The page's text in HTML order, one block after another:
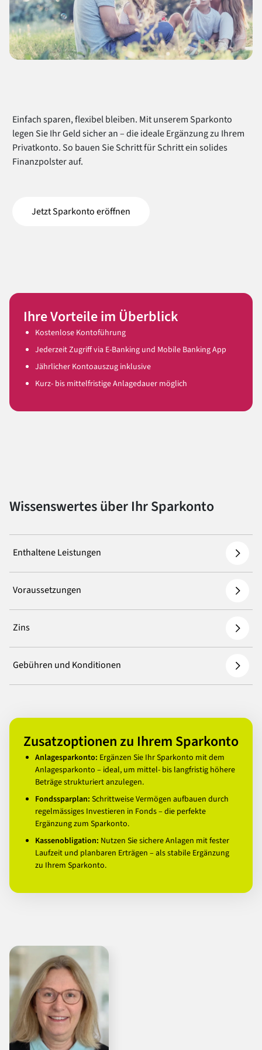
Einfach sparen, flexibel bleiben. Mit unserem Sparkonto
legen Sie Ihr Geld sicher an – die ideale Ergänzung zu Ihrem
Privatkonto. So bauen Sie Schritt für Schritt ein solides
Finanzpolster auf.
Jetzt Sparkonto eröffnen
Ihre Vorteile im Überblick
Kostenlose Kontoführung
Jederzeit Zugriff via E-Banking und Mobile Banking App
Jährlicher Kontoauszug inklusive
Kurz- bis mittelfristige Anlagedauer möglich
Wissenswertes über Ihr Sparkonto
Enthaltene Leistungen
Voraussetzungen
Zins
Gebühren und Konditionen
Zusatzoptionen zu Ihrem Sparkonto
Anlagesparkonto: Ergänzen Sie Ihr Sparkonto mit dem
Anlagesparkonto – ideal, um mittel- bis langfristig höhere
Beträge strukturiert anzulegen.
Fondssparplan: Schrittweise Vermögen aufbauen durch
regelmässiges Investieren in Fonds – die perfekte
Ergänzung zum Sparkonto.
Kassenobligation: Nutzen Sie sichere Anlagen mit fester
Laufzeit und planbaren Erträgen – als stabile Ergänzung
zu Ihrem Sparkonto.